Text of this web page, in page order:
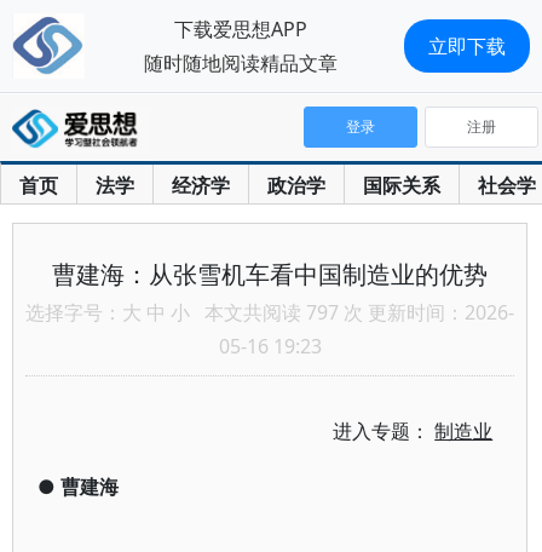
首页 法学 经济学 政治学 国际关系 社会学
登录 注册
曹建海：从张雪机车看中国制造业的优势
选择字号： 大 中 小 本文共阅读 797 次 更新时间：2026-
05-16 19:23
进入专题：制造业
● 曹建海
下载爱思想APP
随时随地阅读精品文章
立即下载